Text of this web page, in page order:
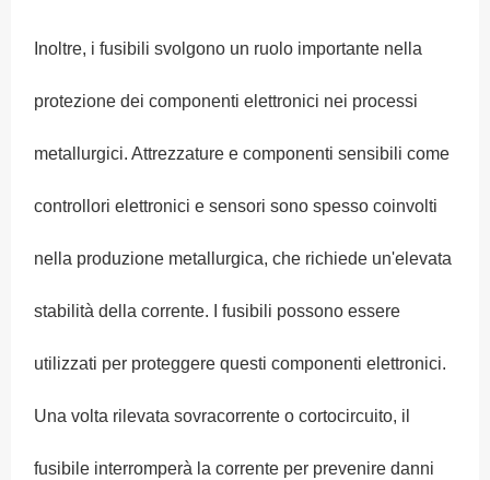
Inoltre, i fusibili svolgono un ruolo importante nella
protezione dei componenti elettronici nei processi
metallurgici. Attrezzature e componenti sensibili come
controllori elettronici e sensori sono spesso coinvolti
nella produzione metallurgica, che richiede un'elevata
stabilità della corrente. I fusibili possono essere
utilizzati per proteggere questi componenti elettronici.
Una volta rilevata sovracorrente o cortocircuito, il
fusibile interromperà la corrente per prevenire danni